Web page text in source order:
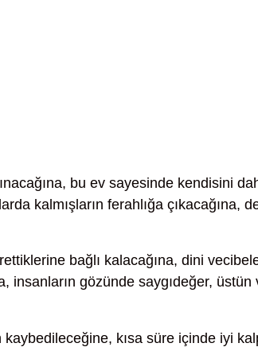
bu ev sayesinde kendisini
kalmışların ferahlığa çıkacağına,
bağlı kalacağına, dini
insanların gözünde saygıdeğer,
kısa süre içinde iyi